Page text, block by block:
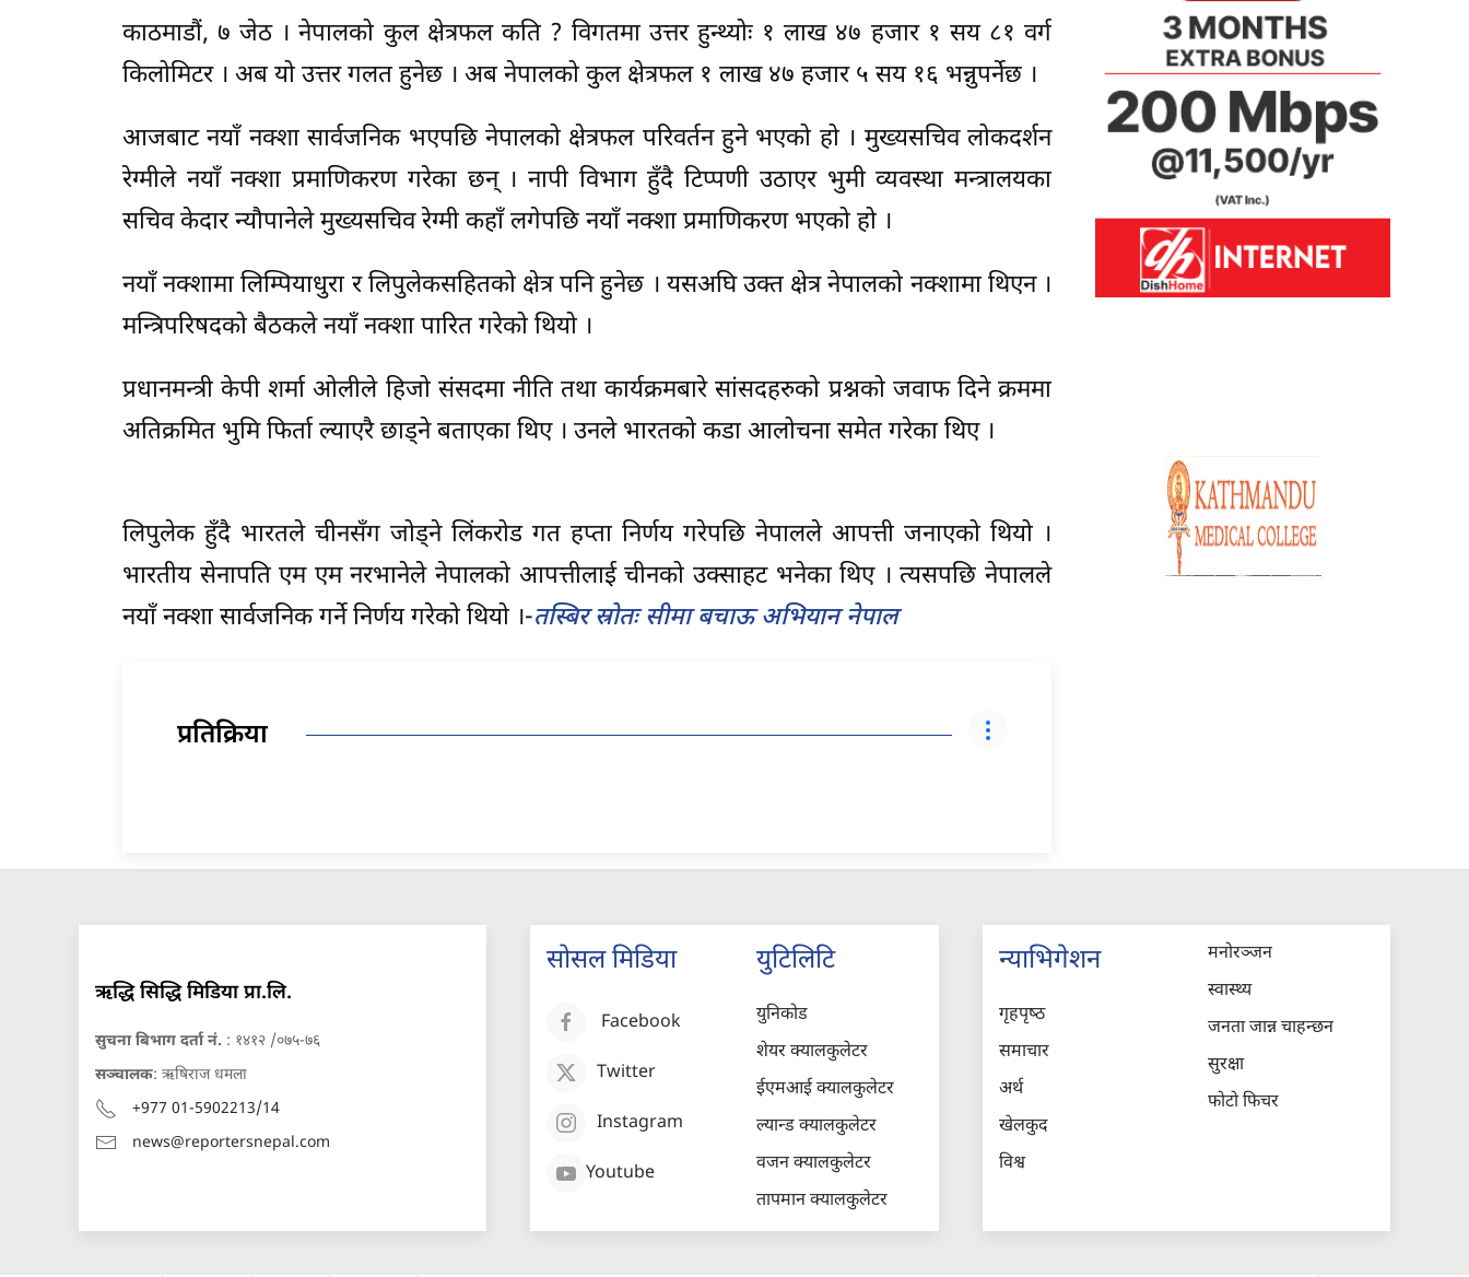
काठमाडौं, ७ जेठ । नेपालको कुल क्षेत्रफल कति ? विगतमा उत्तर हुन्थ्योः १ लाख ४७ हजार १ सय ८१ वर्ग
किलोमिटर । अब यो उत्तर गलत हुनेछ । अब नेपालको कुल क्षेत्रफल १ लाख ४७ हजार ५ सय १६ भन्नुपर्नेछ ।
आजबाट नयाँ नक्शा सार्वजनिक भएपछि नेपालको क्षेत्रफल परिवर्तन हुने भएको हो । मुख्यसचिव लोकदर्शन
रेग्मीले नयाँ नक्शा प्रमाणिकरण गरेका छन् । नापी विभाग हुँदै टिप्पणी उठाएर भुमी व्यवस्था मन्त्रालयका
सचिव केदार न्यौपानेले मुख्यसचिव रेग्मी कहाँ लगेपछि नयाँ नक्शा प्रमाणिकरण भएको हो ।
नयाँ नक्शामा लिम्पियाधुरा र लिपुलेकसहितको क्षेत्र पनि हुनेछ । यसअघि उक्त क्षेत्र नेपालको नक्शामा थिएन ।
मन्त्रिपरिषदको बैठकले नयाँ नक्शा पारित गरेको थियो ।
प्रधानमन्त्री केपी शर्मा ओलीले हिजो संसदमा नीति तथा कार्यक्रमबारे सांसदहरुको प्रश्नको जवाफ दिने क्रममा
अतिक्रमित भुमि फिर्ता ल्याएरै छाड्ने बताएका थिए । उनले भारतको कडा आलोचना समेत गरेका थिए ।
लिपुलेक हुँदै भारतले चीनसँग जोड्ने लिंकरोड गत हप्ता निर्णय गरेपछि नेपालले आपत्ती जनाएको थियो ।
भारतीय सेनापति एम एम नरभानेले नेपालको आपत्तीलाई चीनको उक्साहट भनेका थिए । त्यसपछि नेपालले
नयाँ नक्शा सार्वजनिक गर्ने निर्णय गरेको थियो ।-तस्बिर स्रोतः सीमा बचाऊ अभियान नेपाल
प्रतिक्रिया
ऋद्धि सिद्धि मिडिया प्रा.लि.
सुचना बिभाग दर्ता नं. : १४१२ /०७५-७६
सञ्चालक: ऋषिराज धमला
+977 01-5902213/14
news@reportersnepal.com
सोसल मिडिया
Facebook
Twitter
Instagram
Youtube
युटिलिटि
युनिकोड
शेयर क्यालकुलेटर
ईएमआई क्यालकुलेटर
ल्यान्ड क्यालकुलेटर
वजन क्यालकुलेटर
तापमान क्यालकुलेटर
न्याभिगेशन
गृहपृष्‍ठ
समाचार
अर्थ
खेलकुद
विश्व
मनोरञ्जन
स्वास्थ्य
जनता जान्न चाहन्छन
सुरक्षा
फोटो फिचर